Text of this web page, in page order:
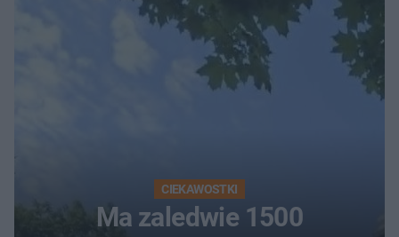
CIEKAWOSTKI
Ma zaledwie 1500